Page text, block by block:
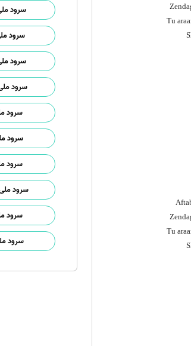
Tu
Tu
سرود
سرود
سرود
سرود
سرود
سرود
سرود
سرود
سرود
سرود